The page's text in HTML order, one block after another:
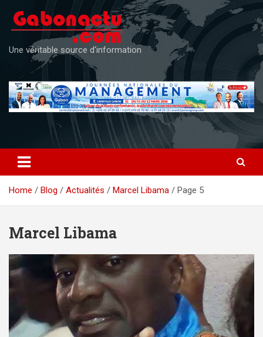
content
Une véritable source d'information
Home Blog Actualités Marcel Libama Page 5
Marcel Libama